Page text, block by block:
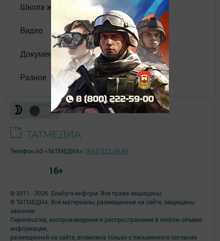
Школа журналистики
Видео
Документы
Разное
© 2011 - 2026. Елабуга-информ. Все права защищены.
© ТАТМЕДИА. Все материалы, размещенные на сайте, защищены
законом.
Перепечатка, воспроизведение и распространение в любом объеме
информации,
размещенной на сайте, возможна только с письменного согласия
Телефон АО «ТАТМЕДИА»: (843) 222 09 84
16+